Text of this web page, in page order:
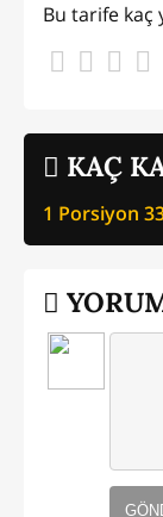
KAÇ
1 Porsiyon
Bu tarife kaç